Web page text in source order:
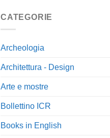
CATEGORIE
Archeologia
Architettura - Design
Arte e mostre
Bollettino ICR
Books in English